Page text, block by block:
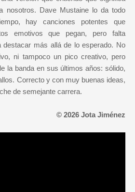
nosotros. Dave Mustaine lo da todo
hay canciones potentes que
emotivos que pegan, pero falta
destacar más allá de lo esperado. No
ni tampoco un pico creativo, pero
la banda en sus últimos años: sólido,
Correcto y con muy buenas ideas,
de semejante carrera.
© 2026 Jota Jiménez